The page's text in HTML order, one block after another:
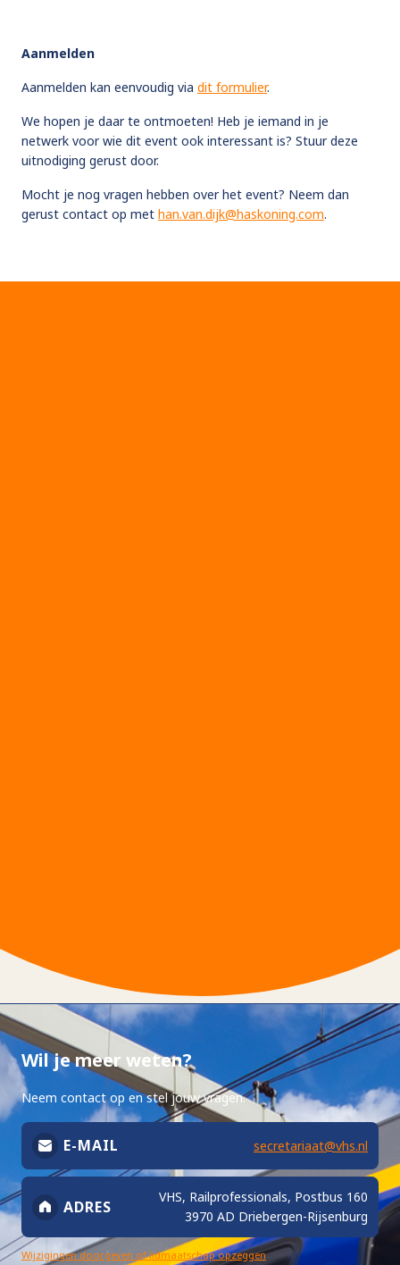
Aanmelden
Aanmelden kan eenvoudig via dit formulier.
We hopen je daar te ontmoeten! Heb je iemand in je
netwerk voor wie dit event ook interessant is? Stuur deze
uitnodiging gerust door.​
Mocht je nog vragen hebben over het event? Neem dan
gerust contact op met han.van.dijk@haskoning.com.
Wil je meer weten?
Neem contact op en stel jouw vragen.
E-MAIL secretariaat@vhs.nl
ADRES
VHS, Railprofessionals, Postbus 160
3970 AD Driebergen-Rijsenburg
Wijzigingen doorgeven of lidmaatschap opzeggen